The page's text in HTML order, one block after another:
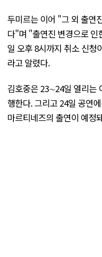
두미르는 이어 "그 외 출연
다"며 "출연진 변경으로 인
일 오후 8시까지 취소 신청
라고 알렸다.
김호중은 23∼24일 열리는
행한다. 그리고 24일 공연
마르티네즈의 출연이 예정